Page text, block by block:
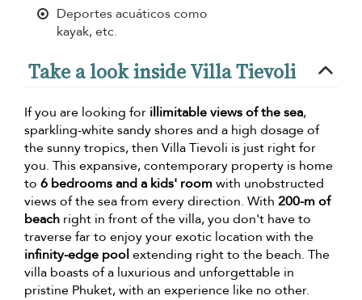
Deportes acuáticos como
kayak, etc.
Take a look inside Villa Tievoli
If you are looking for illimitable views of the sea,
sparkling-white sandy shores and a high dosage of
the sunny tropics, then Villa Tievoli is just right for
you. This expansive, contemporary property is home
to 6 bedrooms and a kids' roomwith unobstructed
views of the sea from every direction. With 200-m of
beach right in front of the villa, you don't have to
traverse far to enjoy your exotic location with the
infinity-edge poolextending right to the beach. The
villa boasts of a luxurious and unforgettable in
pristine Phuket, with an experience like no other.